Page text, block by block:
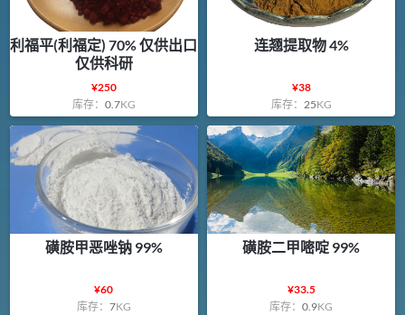
利福平(利福定) 70% 仅供出口
仅供科研
¥250
库存： 0.7KG
连翘提取物 4%
¥38
库存： 25KG
磺胺甲恶唑钠 99%
¥60
库存： 7KG
磺胺二甲嘧啶 99%
¥33.5
库存：0.9KG